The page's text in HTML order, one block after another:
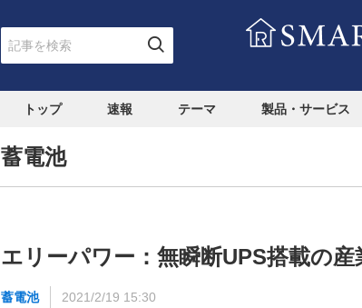
トップ 速報 テーマ 製品・サービス
蓄電池
エリーパワー：無瞬断UPS搭載の産
蓄電池 2021/2/19 15:30